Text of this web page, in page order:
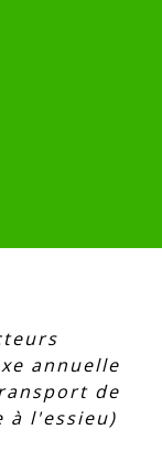
annuelle
de
à l'essieu)